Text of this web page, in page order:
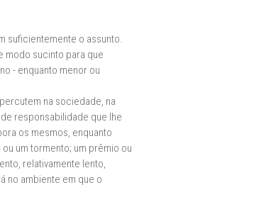
suficientemente o assunto.
modo sucinto para que
- enquanto menor ou
na sociedade, na
responsabilidade que lhe
os mesmos, enquanto
um tormento; um prêmio ou
relativamente lento,
no ambiente em que o